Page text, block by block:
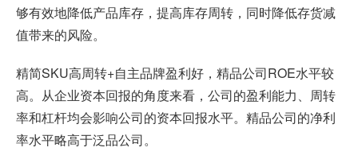
够有效地降低产品库存，提高库存周转，同时降低存货减
值带来的风险。
精简SKU高周转+自主品牌盈利好，精品公司ROE水平较
高。从企业资本回报的角度来看，公司的盈利能力、周转
率和杠杆均会影响公司的资本回报水平。精品公司的净利
率水平略高于泛品公司。